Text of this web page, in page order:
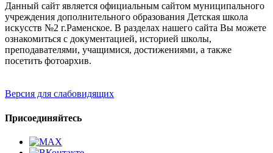
Данный сайт является официальным сайтом муниципального
учреждения дополнительного образования Детская школа
искусств №2 г.Раменское. В разделах нашего сайта Вы можете
ознакомиться с документацией, историей школы,
преподавателями, учащимися, достижениями, а также
посетить фотоархив.
Версия для слабовидящих
Присоединяйтесь